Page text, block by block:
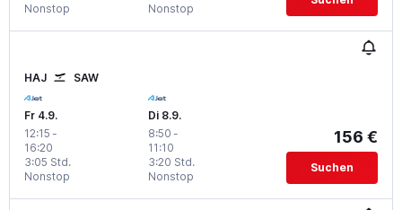
Nonstop Nonstop
HAJ SAW
Fr 4.9.
12:15 -
16:20
Nonstop
3:05 Std.
Di 8.9.
8:50 -
11:10
Nonstop
3:20 Std.
156 €
Suchen